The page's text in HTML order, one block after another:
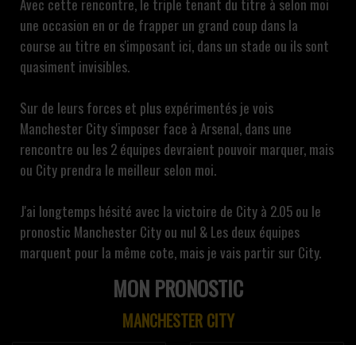
une occasion en or de frapper un grand coup dans la
course au titre en s'imposant ici, dans un stade ou ils sont
quasiment invisibles.
Sur de leurs forces et plus expérimentés je vois
Manchester City s'imposer face à Arsenal, dans une
rencontre ou les 2 équipes devraient pouvoir marquer, mais
ou City prendra le meilleur selon moi.
J'ai longtemps hésité avec la victoire de City à 2.05 ou le
pronostic Manchester City ou nul & Les deux équipes
marquent pour la même cote, mais je vais partir sur City.
MON PRONOSTIC
MANCHESTER CITY